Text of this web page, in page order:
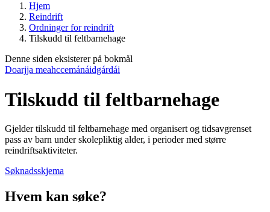
Hjem
Reindrift
Ordninger for reindrift
Tilskudd til feltbarnehage
Denne siden eksisterer på bokmål
Doarjja meahccemánáidgárdái
Tilskudd til feltbarnehage
Gjelder tilskudd til feltbarnehage med organisert og tidsavgrenset
pass av barn under skolepliktig alder, i perioder med større
reindriftsaktiviteter.
Søknadsskjema
Hvem kan søke?